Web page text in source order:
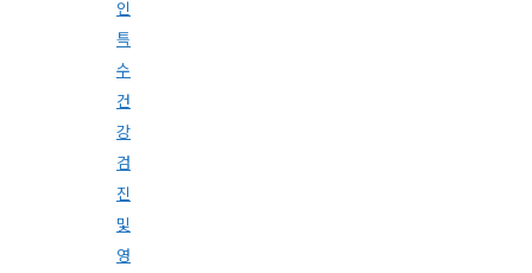
인
특
수
건
강
검
진
및
영